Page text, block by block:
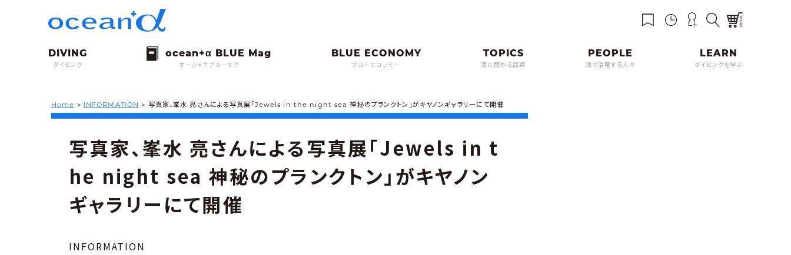
ダイビング オーシャナブルーマグ ブルーエコノミー 海に関わる話題 海で活躍する人々 ダイビングを学ぶ
Home > INFORMATION > 写真家、峯水 亮さんによる写真展「Jewels in the night sea 神秘のプランクトン」がキヤノンギャラリーにて開催
写真家、峯水 亮さんによる写真展「Jewels in t
he night sea 神秘のプランクトン」がキヤノン
ギャラリーにて開催
INFORMATION